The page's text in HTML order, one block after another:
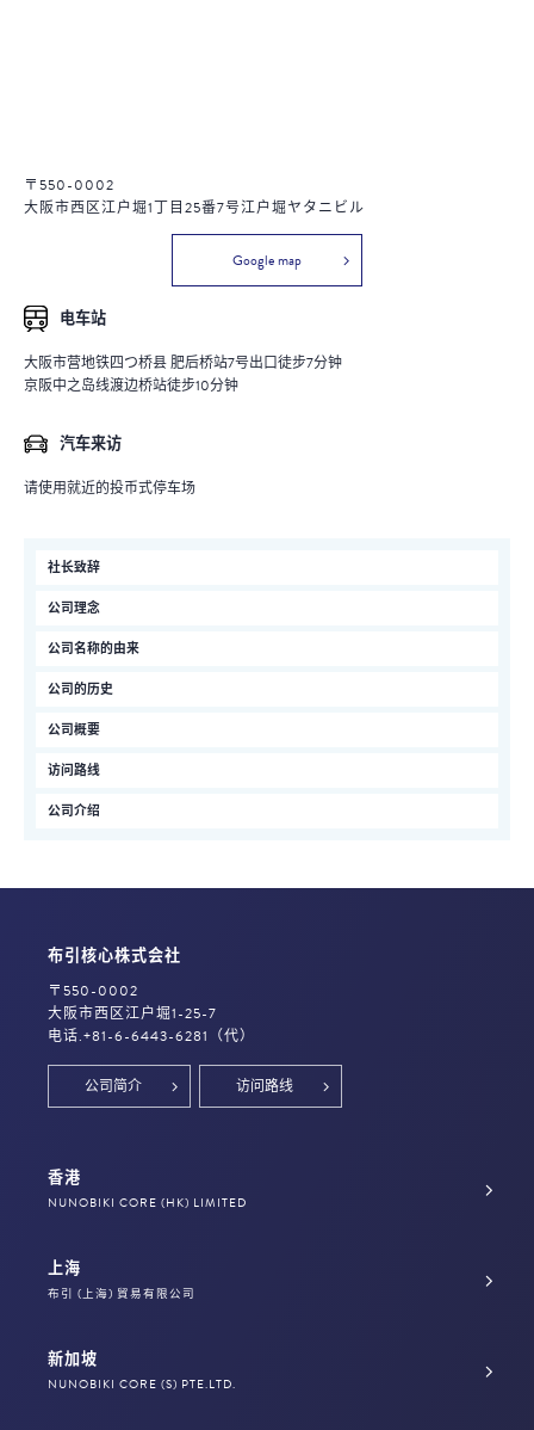
〒550-0002
大阪市西区江户堀1丁目25番7号江户堀ヤタニビル
Google map
电车站
大阪市营地铁四つ桥县 肥后桥站7号出口徒步7分钟
京阪中之岛线渡边桥站徒步10分钟
汽车来访
请使用就近的投币式停车场
社长致辞
公司理念
公司名称的由来
公司的历史
公司概要
访问路线
公司介绍
布引核心株式会社
〒550-0002
大阪市西区江戸堀1-25-7
电话.+81-6-6443-6281（代）
公司简介 访问路线
香港
NUNOBIKI CORE (HK) LIMITED
上海
布引 (上海) 貿易有限公司
新加坡
NUNOBIKI CORE (S) PTE.LTD.